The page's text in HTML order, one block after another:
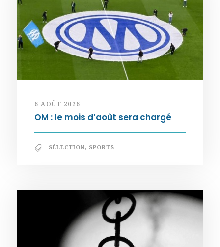
6 AOÛT 2026
OM : le mois d’août sera chargé
SÉLECTION, SPORTS